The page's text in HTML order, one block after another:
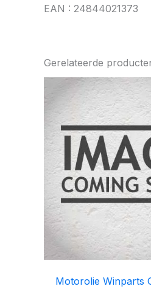
EAN : 24844021373
Gerelateerde
Motorolie Winparts